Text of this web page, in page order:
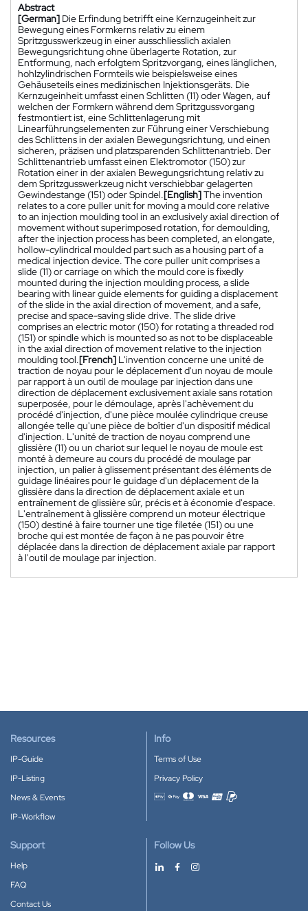
Abstract
[German] Die Erfindung betrifft eine Kernzugeinheit zur
Bewegung eines Formkerns relativ zu einem
Spritzgusswerkzeug in einer ausschliesslich axialen
Bewegungsrichtung ohne überlagerte Rotation, zur
Entformung, nach erfolgtem Spritzvorgang, eines länglichen,
hohlzylindrischen Formteils wie beispielsweise eines
Gehäuseteils eines medizinischen Injektionsgeräts. Die
Kernzugeinheit umfasst einen Schlitten (11) oder Wagen, auf
welchen der Formkern während dem Spritzgussvorgang
festmontiert ist, eine Schlittenlagerung mit
Linearführungselementen zur Führung einer Verschiebung
des Schlittens in der axialen Bewegungsrichtung, und einen
sicheren, präzisen und platzsparenden Schlittenantrieb. Der
Schlittenantrieb umfasst einen Elektromotor (150) zur
Rotation einer in der axialen Bewegungsrichtung relativ zu
dem Spritzgusswerkzeug nicht verschiebbar gelagerten
Gewindestange (151) oder Spindel.[English]The invention
relates to a core puller unit for moving a mould core relative
to an injection moulding tool in an exclusively axial direction of
movement without superimposed rotation, for demoulding,
after the injection process has been completed, an elongate,
hollow-cylindrical moulded part such as a housing part of a
medical injection device. The core puller unit comprises a
slide (11) or carriage on which the mould core is fixedly
mounted during the injection moulding process, a slide
bearing with linear guide elements for guiding a displacement
of the slide in the axial direction of movement, and a safe,
precise and space-saving slide drive. The slide drive
comprises an electric motor (150) for rotating a threaded rod
(151) or spindle which is mounted so as not to be displaceable
in the axial direction of movement relative to the injection
moulding tool.[French] L'invention concerne une unité de
traction de noyau pour le déplacement d'un noyau de moule
par rapport à un outil de moulage par injection dans une
direction de déplacement exclusivement axiale sans rotation
superposée, pour le démoulage, après l'achèvement du
procédé d'injection, d'une pièce moulée cylindrique creuse
allongée telle qu'une pièce de boîtier d'un dispositif médical
d'injection. L'unité de traction de noyau comprend une
glissière (11) ou un chariot sur lequel le noyau de moule est
monté à demeure au cours du procédé de moulage par
injection, un palier à glissement présentant des éléments de
guidage linéaires pour le guidage d'un déplacement de la
glissière dans la direction de déplacement axiale et un
entraînement de glissière sûr, précis et à économie d'espace.
L'entraînement à glissière comprend un moteur électrique
(150) destiné à faire tourner une tige filetée (151) ou une
broche qui est montée de façon à ne pas pouvoir être
déplacée dans la direction de déplacement axiale par rapport
à l'outil de moulage par injection.
Resources
IP-Guide
IP-Listing
News & Events
IP-Workflow
Info
Terms of Use
Privacy Policy
Accepted payment methods
Support
Help
FAQ
Contact Us
Follow Us